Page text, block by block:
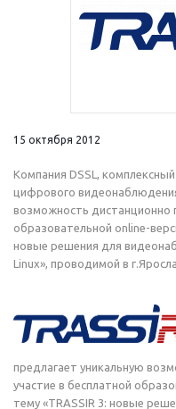
15 октября 2012
Компания DSSL,
цифрового
возможность дистанционно
образовательной online-
новые решения для
Linux», проводимой в
предлагает уникальную
участие в бесплатной
тему «TRASSIR 3: новые